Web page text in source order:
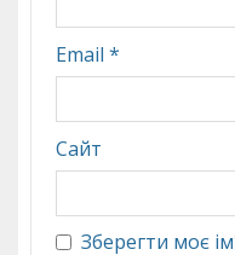
Email *
Сайт
Зберегти моє